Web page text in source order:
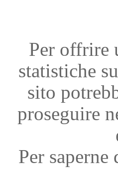
Per offrire
statistiche
sito
proseguire
Per